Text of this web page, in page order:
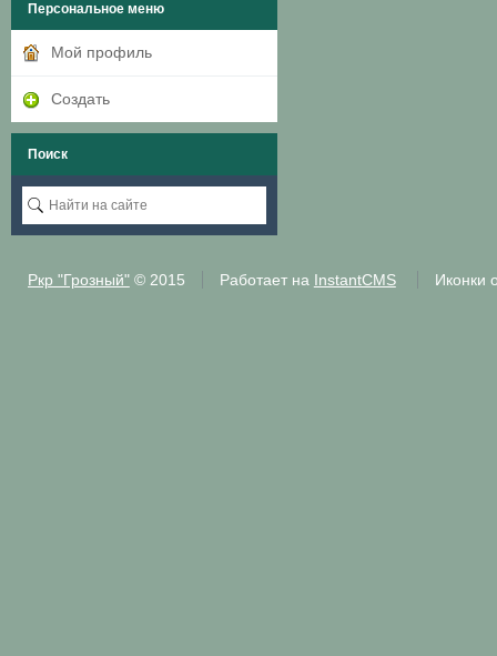
Персональное меню
Мой профиль
Создать
Поиск
Ркр "Грозный"© 2015 Работает на InstantCMS Иконки